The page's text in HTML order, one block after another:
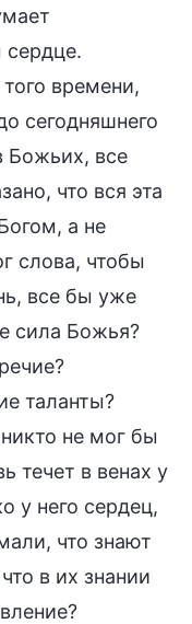
времени,
сегодняшнего
Божьих, все
что вся эта
а не
слова, чтобы
все бы уже
сила Божья?
таланты?
не мог бы
течет в венах у
у него сердец,
что знают
в их знании